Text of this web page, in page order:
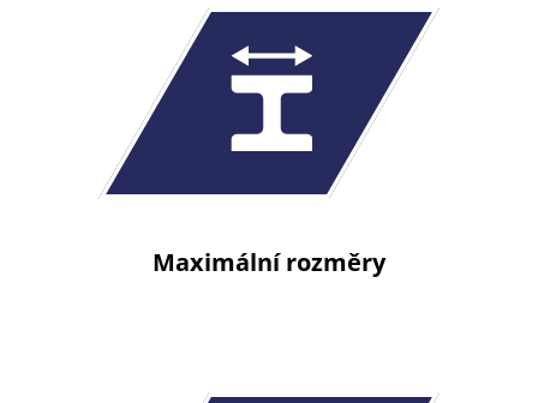
Maximální rozměry